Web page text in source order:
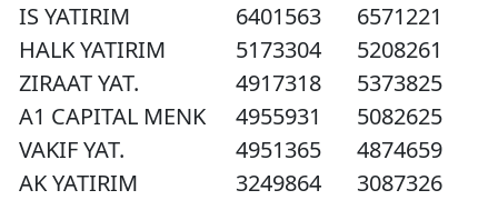
IS YATIRIM
6401563
6571221
HALK YATIRIM
5173304
5208261
ZIRAAT YAT.
4917318
5373825
A1 CAPITAL MENK
4955931
5082625
VAKIF YAT.
4951365
4874659
AK YATIRIM
3249864
3087326